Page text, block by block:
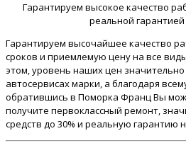
Гарантируем высокое качество
реальной гарантией
Гарантируем высочайшее качество
сроков и приемлемую цену на все
этом, уровень наших цен
автосервисах марки, а благодаря
обратившись в Поморка Франц Вы
получите первоклассный ремонт,
средств до 30% и реальную гарантию